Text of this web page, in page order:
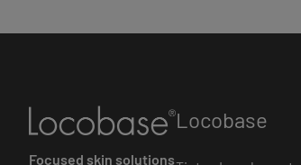
Focused skin solutions
Locobase